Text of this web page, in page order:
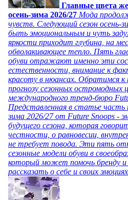
Главные цвета
осень-зима 2026/27 Мода
чувств. Следующий сезон осень-
быть эмоциональным и чуть
яркости приходит глубина, на
обволакивающее тепло. Пять
обуви отражают именно эти
естественности, внимание к
красоту в нюансах. Обратимся к
прогнозу сезонных остромодных
международного тренд-бюро
Представленная в статье часть
зима 2026/27 от Future Snoops -
будущего сезона, которая
честности, о равновесии,
не требует повода. Эти пять
сезонные модели обуви в
который может помочь бренду и
рассказать о себе и своих